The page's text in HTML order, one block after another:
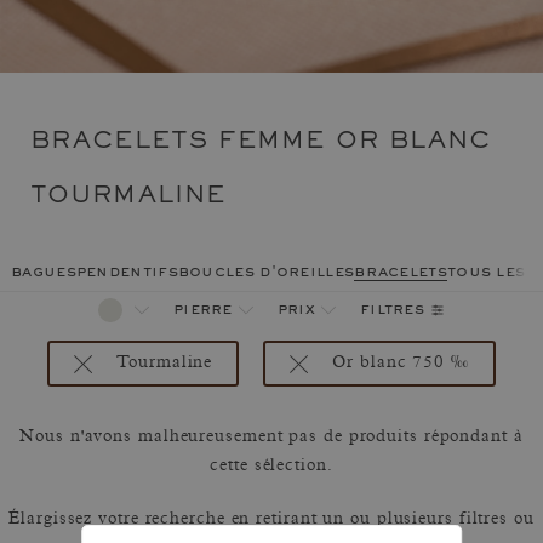
BRACELETS FEMME OR BLANC
TOURMALINE
baguespendentifsboucles d'oreillesbraceletstous les
pierre prix filtres
Or blanc 750 ‰
Tourmaline
Nous n'avons malheureusement pas de produits répondant à
cette sélection.
Élargissez votre recherche en retirant un ou plusieurs filtres ou